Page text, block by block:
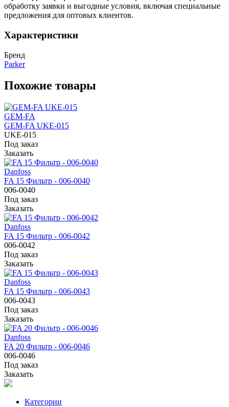
обработку заявки и выгодные условия, включая специальные
предложения для оптовых клиентов.
Характеристики
Бренд
Parker
Похожие товары
GEM-FA
GEM-FA UKE-015
UKE-015
Под заказ
Заказать
Danfoss
FA 15 Фильтр - 006-0040
006-0040
Под заказ
Заказать
Danfoss
FA 15 Фильтр - 006-0042
006-0042
Под заказ
Заказать
Danfoss
FA 15 Фильтр - 006-0043
006-0043
Под заказ
Заказать
Danfoss
FA 20 Фильтр - 006-0046
006-0046
Под заказ
Заказать
Категории